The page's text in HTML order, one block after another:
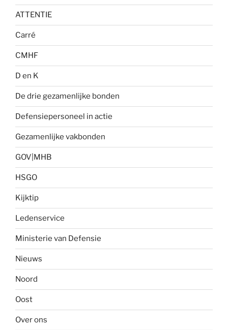
ATTENTIE
Carré
CMHF
D en K
De drie gezamenlijke bonden
Defensiepersoneel in actie
Gezamenlijke vakbonden
GOV|MHB
HSGO
Kijktip
Ledenservice
Ministerie van Defensie
Nieuws
Noord
Oost
Over ons